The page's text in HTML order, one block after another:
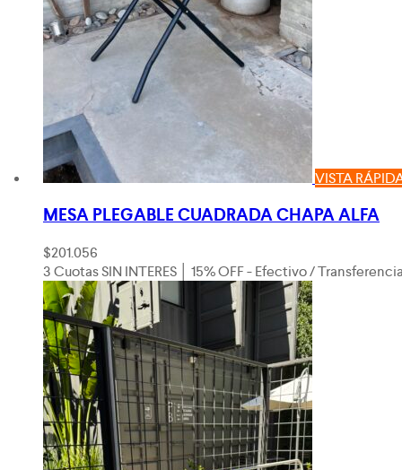
VISTA
MESA PLEGABLE CUADRADA CHAPA ALFA
$201.056
3 Cuotas SIN INTERES │ 15% OFF - Efectivo /